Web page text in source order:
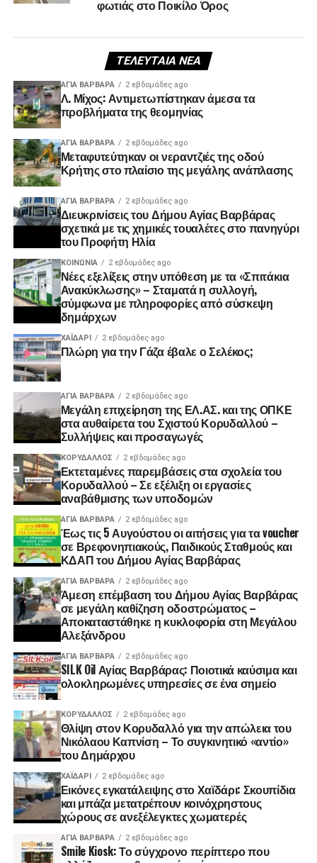
φωτιάς στο Ποικίλο Όρος
ΤΕΛΕΥΤΑΊΑ ΝΈΑ
ΑΓΙΑ ΒΑΡΒΑΡΑ 2 εβδομάδες ago
Λ. Μίχος: Αντιμετωπίστηκαν άμεσα τα
προβλήματα της θεομηνίας
ΑΓΙΑ ΒΑΡΒΑΡΑ 2 εβδομάδες ago
Μεταφυτεύτηκαν οι νεραντζιές της οδού
Κρήτης στο πλαίσιο της μεγάλης ανάπλασης
ΑΓΙΑ ΒΑΡΒΑΡΑ 2 εβδομάδες ago
Διευκρινίσεις του Δήμου Αγίας Βαρβάρας
σχετικά με τις χημικές τουαλέτες στο πανηγύρι
του Προφήτη Ηλία
ΚΟΙΝΩΝΊΑ 2 εβδομάδες ago
Νέες εξελίξεις στην υπόθεση με τα «Σπιτάκια
Ανακύκλωσης» – Σταματά η συλλογή,
σύμφωνα με πληροφορίες από σύσκεψη
δημάρχων
ΧΑΪΔΑΡΙ 2 εβδομάδες ago
Πλώρη για την Γάζα έβαλε ο Σελέκος;
ΑΓΙΑ ΒΑΡΒΑΡΑ 2 εβδομάδες ago
Μεγάλη επιχείρηση της ΕΛ.ΑΣ. και της ΟΠΚΕ
στα αυθαίρετα του Σχιστού Κορυδαλλού –
Συλλήψεις και προσαγωγές
ΚΟΡΥΔΑΛΛΟΣ 2 εβδομάδες ago
Εκτεταμένες παρεμβάσεις στα σχολεία του
Κορυδαλλού – Σε εξέλιξη οι εργασίες
αναβάθμισης των υποδομών
ΑΓΙΑ ΒΑΡΒΑΡΑ 2 εβδομάδες ago
Έως τις 5 Αυγούστου οι αιτήσεις για τα voucher
σε Βρεφονηπιακούς, Παιδικούς Σταθμούς και
ΚΔΑΠ του Δήμου Αγίας Βαρβάρας
ΑΓΙΑ ΒΑΡΒΑΡΑ 2 εβδομάδες ago
Άμεση επέμβαση του Δήμου Αγίας Βαρβάρας
σε μεγάλη καθίζηση οδοστρώματος –
Αποκαταστάθηκε η κυκλοφορία στη Μεγάλου
Αλεξάνδρου
ΑΓΙΑ ΒΑΡΒΑΡΑ 2 εβδομάδες ago
SILK Oil Αγίας Βαρβάρας: Ποιοτικά καύσιμα και
ολοκληρωμένες υπηρεσίες σε ένα σημείο
ΚΟΡΥΔΑΛΛΟΣ 2 εβδομάδες ago
Θλίψη στον Κορυδαλλό για την απώλεια του
Νικόλαου Καπνίση – Το συγκινητικό «αντίο»
του Δημάρχου
ΧΑΪΔΑΡΙ 2 εβδομάδες ago
Εικόνες εγκατάλειψης στο Χαϊδάρι: Σκουπίδια
και μπάζα μετατρέπουν κοινόχρηστους
χώρους σε ανεξέλεγκτες χωματερές
ΑΓΙΑ ΒΑΡΒΑΡΑ 2 εβδομάδες ago
Smile Kiosk: Το σύγχρονο περίπτερο που